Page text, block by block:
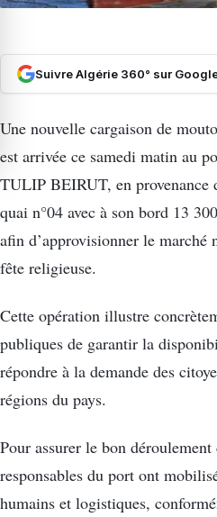
Suivre Algérie 360° sur
Une nouvelle cargaison de
est arrivée ce samedi matin au
TULIP BEIRUT, en provenance
quai n°04 avec à son bord 13
afin d’approvisionner le marché
fête religieuse.
Cette opération illustre
publiques de garantir la
répondre à la demande des
régions du pays.
Pour assurer le bon
responsables du port ont
humains et logistiques,